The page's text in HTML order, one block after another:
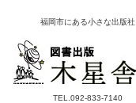
木星舎ホームページ
福岡市にある小さな出版社
TEL. 092-833-7140